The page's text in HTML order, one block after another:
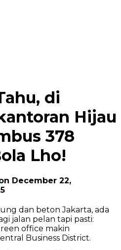
di
Hijau
378
Lho!
December 22,
dan beton Jakarta, ada
jalan pelan tapi pasti:
office makin
Business District.